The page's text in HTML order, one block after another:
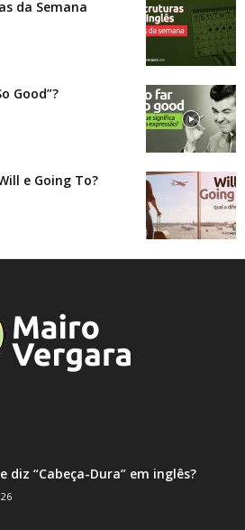
da Semana
Good”?
e Going To?
diz “Cabeça-Dura” em inglês?